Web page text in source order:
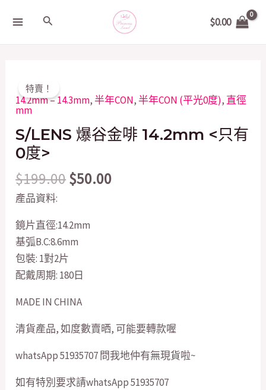
Search $0.00
特賣！
14.2mm – 14.3mm,半年CON,半年CON (平光0度), 直徑
mm
S/LENS 爆谷金啡 14.2mm <只有
0度>
$199.00
price
$199.00.
$50.00
price
$50.00.
產品資料:
鏡片直徑:14.2mm
基弧B.C:8.6mm
包裝: 1對2片
配戴周期: 180日
MADE IN CHINA
清貨產品, 如度數賣晒, 可能要轉款喔
whatsApp 51935707 問我地仲有無現貨啦~
如有特別要求請whatsApp 51935707
S/LENS
爆
谷
金
啡
quantity